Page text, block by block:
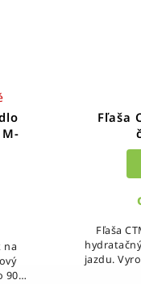
na
90°.
Fľaša
Fľaša
jazdu.